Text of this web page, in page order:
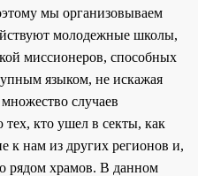
мы организовываем
молодежные школы,
миссионеров, способных
языком, не искажая
случаев
кто ушел в секты, как
к нам из других регионов и,
рядом храмов. В данном